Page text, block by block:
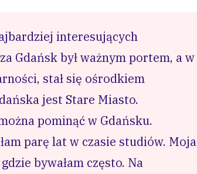
interesujących
Gdańsk był ważnym portem, a w
, stał się ośrodkiem
jest Stare Miasto.
pominąć w Gdańsku.
parę lat w czasie studiów. Moja
bywałam często. Na